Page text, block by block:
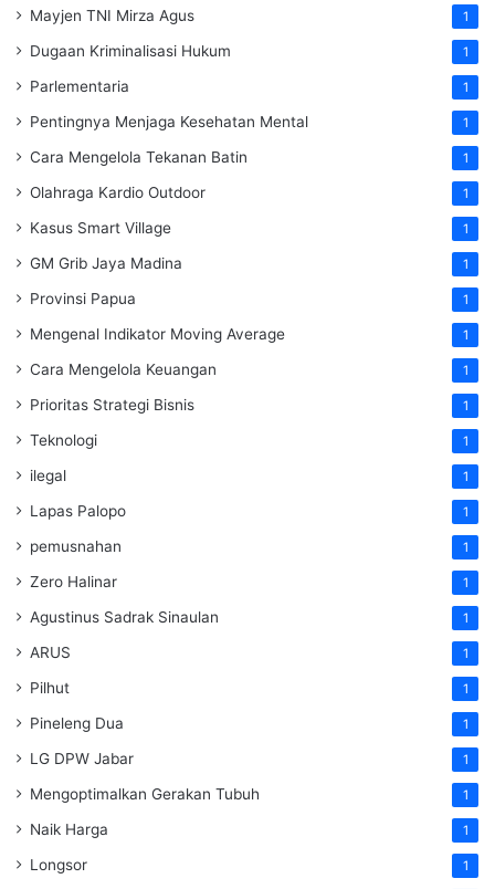
Mayjen TNI Mirza Agus 1
Dugaan Kriminalisasi Hukum 1
Parlementaria 1
Pentingnya Menjaga Kesehatan Mental 1
Cara Mengelola Tekanan Batin 1
Olahraga Kardio Outdoor 1
Kasus Smart Village 1
GM Grib Jaya Madina 1
Provinsi Papua 1
Mengenal Indikator Moving Average 1
Cara Mengelola Keuangan 1
Prioritas Strategi Bisnis 1
Teknologi 1
ilegal 1
Lapas Palopo 1
pemusnahan 1
Zero Halinar 1
Agustinus Sadrak Sinaulan 1
ARUS 1
Pilhut 1
Pineleng Dua 1
LG DPW Jabar 1
Mengoptimalkan Gerakan Tubuh 1
Naik Harga 1
Longsor 1